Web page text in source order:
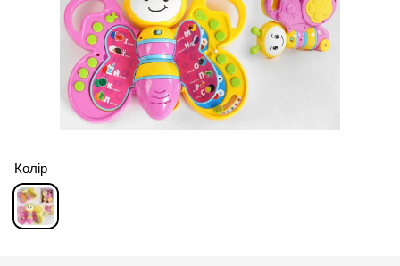
Колір